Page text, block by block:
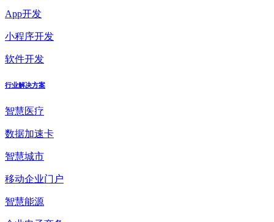
App开发
小程序开发
软件开发
行业解决方案
智慧医疗
数据加速卡
智慧城市
移动企业门户
智慧能源